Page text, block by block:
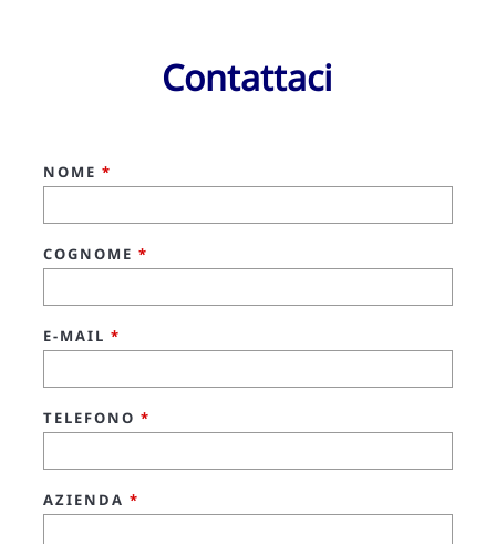
Contattaci
NOME *
COGNOME *
E-MAIL *
TELEFONO *
AZIENDA *